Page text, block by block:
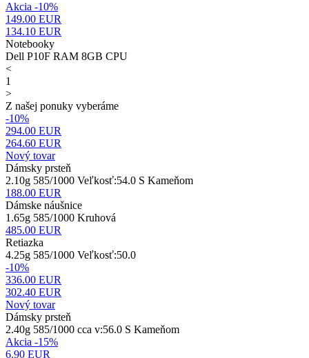
Akcia -10%
149.00 EUR
134.10 EUR
Notebooky
Dell P10F RAM 8GB CPU
<
1
>
Z našej ponuky vyberáme
-10%
294.00 EUR
264.60 EUR
Nový tovar
Dámsky prsteň
2.10g 585/1000 Veľkosť:54.0 S Kameňom
188.00 EUR
Dámske náušnice
1.65g 585/1000 Kruhová
485.00 EUR
Retiazka
4.25g 585/1000 Veľkosť:50.0
-10%
336.00 EUR
302.40 EUR
Nový tovar
Dámsky prsteň
2.40g 585/1000 cca v:56.0 S Kameňom
Akcia -15%
6.90 EUR